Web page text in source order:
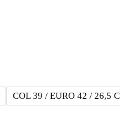
COL 39 / EURO 42 / 26,5